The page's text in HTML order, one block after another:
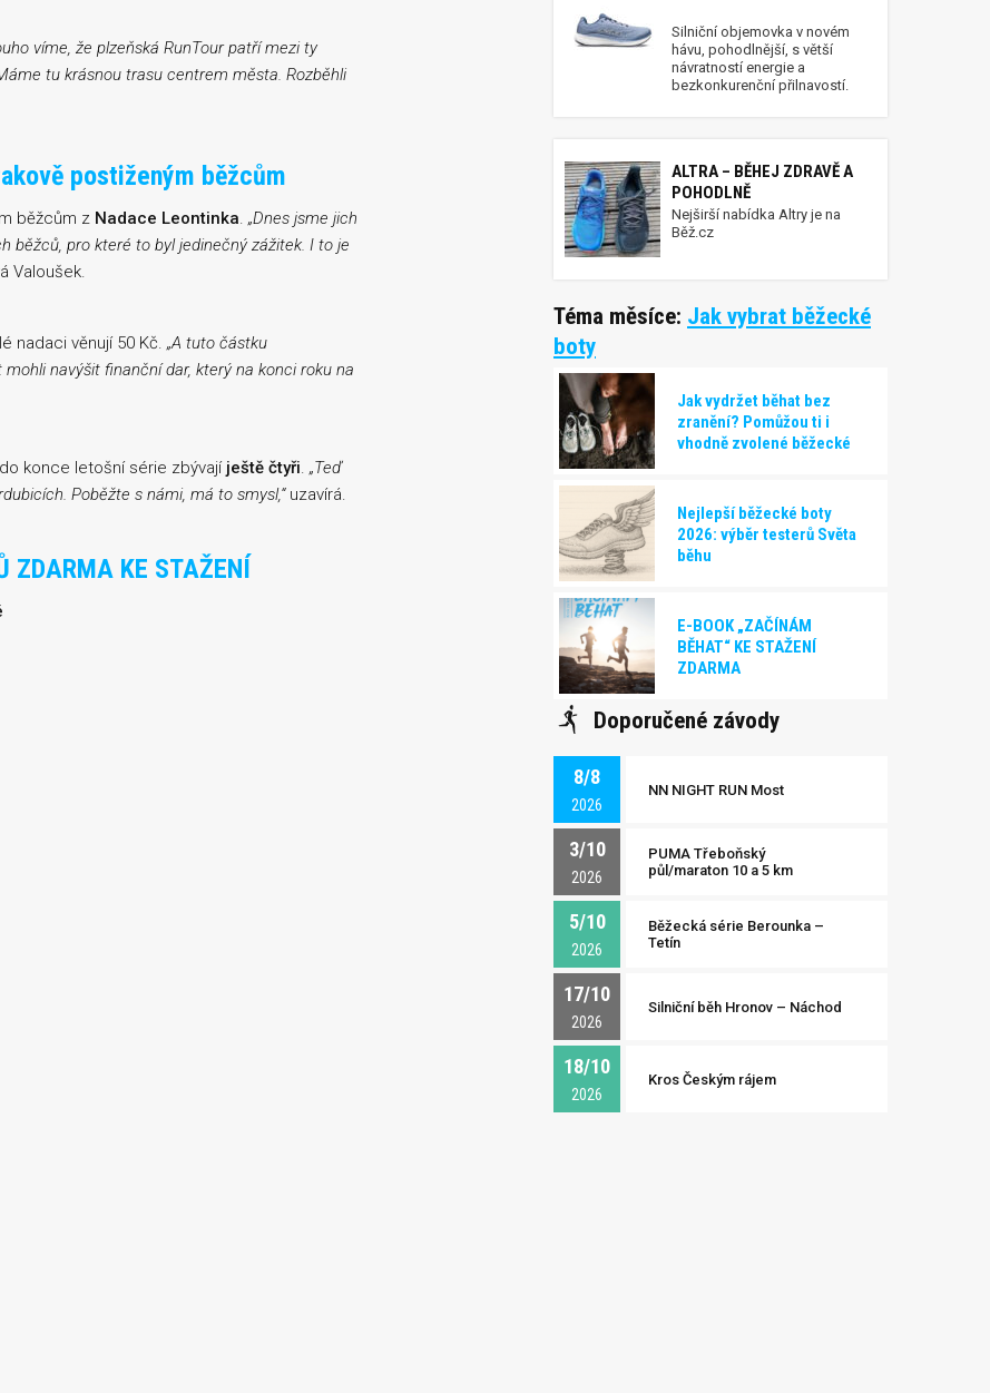
víme, že plzeňská RunTour patří mezi ty
tu krásnou trasu centrem města. Rozběhli
postiženým běžcům
běžcům z Nadace Leontinka. „Dnes jsme jich
běžců, pro které to byl jedinečný zážitek. I to je
Valoušek.
nadaci věnují 50 Kč. „A tuto částku
navýšit finanční dar, který na konci roku na
konce letošní série zbývajíještě čtyři. „Teď
Poběžte s námi, má to smysl,“uzavírá.
ZDARMA KE STAŽENÍ
Silniční objemovka v novém
hávu, pohodlnější, s větší
návratností energie a
bezkonkurenční přilnavostí.
ALTRA – BĚHEJ ZDRAVĚ A
POHODLNĚ
Nejširší nabídka Altry je na
Běž.cz
Téma měsíce: Jak vybrat běžecké
boty
Jak vydržet běhat bez
zranění? Pomůžou ti i
vhodně zvolené běžecké
Nejlepší běžecké boty
2026: výběr testerů Světa
běhu
E-BOOK „ZAČÍNÁM
BĚHAT“ KE STAŽENÍ
ZDARMA
Doporučené závody
8/8
2026
NN NIGHT RUN Most
3/10
2026
PUMA Třeboňský
půl/maraton 10 a 5 km
5/10
2026
Běžecká série Berounka –
Tetín
17/10
2026
Silniční běh Hronov – Náchod
18/10
2026
Kros Českým rájem